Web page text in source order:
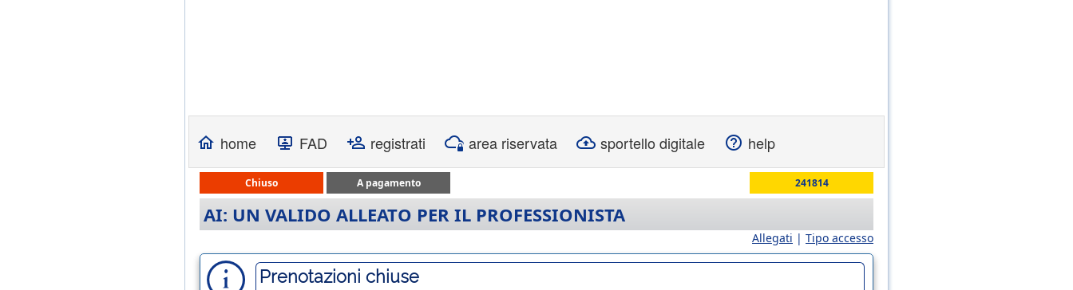
home FAD registrati area riservata sportello digitale help
Chiuso A pagamento 241814
AI: UN VALIDO ALLEATO PER IL PROFESSIONISTA
Allegati | Tipo accesso
Prenotazioni chiuse